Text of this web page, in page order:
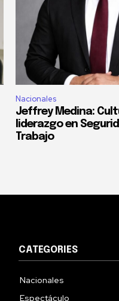
Nacionales
Jeffrey Medina:
liderazgo en
Trabajo
CATEGORIES
Nacionales
Espectáculo